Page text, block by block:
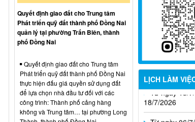
LỊCH LÀM
Từ ngày 27/
02/8/2026
Từ ngày 20/
26/7/2026
Từ ngày 13/7/
18/7/2026
12/7/2026
Quyết định giao đất cho Trung tâm
Phát triển quỹ đất thành phố Đồng Nai
quản lý tại phường Trấn Biên, thành
phố Đồng Nai
Quyết định giao đất cho Trung tâm
Phát triển quỹ đất thành phố Đồng Nai
thực hiện đấu giá quyền sử dụng đất
để lựa chọn nhà đầu tư đối với các
công trình: Thành phố cảng hàng
không và Trung tâm… tại phường Long